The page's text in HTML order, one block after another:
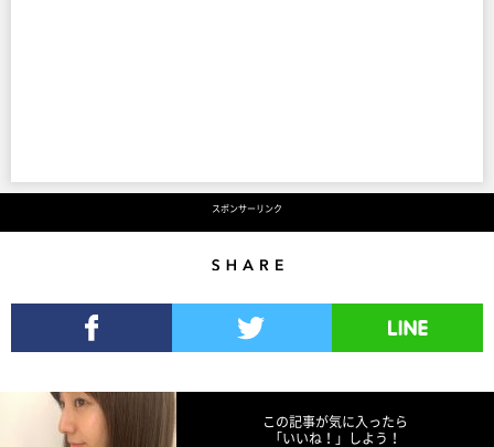
スポンサーリンク
この記事が気に入ったら
「いいね！」しよう！